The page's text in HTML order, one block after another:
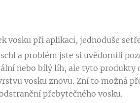
vosku při aplikaci, jednoduše
a problém jste si uvědomili
nebo bílý líh, ale tyto produkty
vosku znovu. Zní to možná
přebytečného vosku.